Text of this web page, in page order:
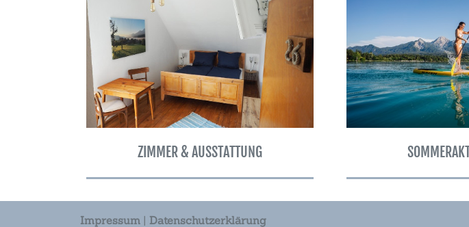
ZIMMER & AUSSTATTUNG
Impressum | Datenschutzerklärung